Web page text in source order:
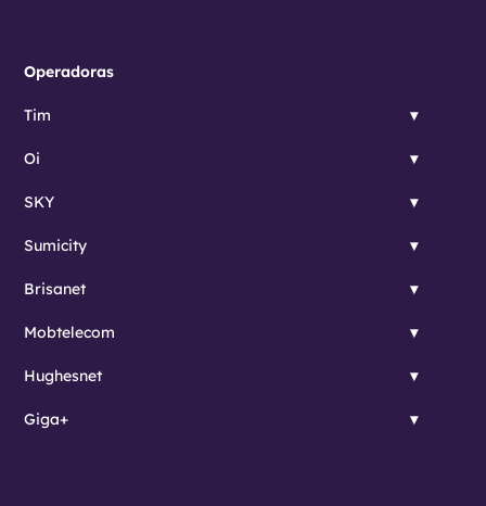
Operadoras
Tim
Oi
SKY
Sumicity
Brisanet
Mobtelecom
Hughesnet
Giga+